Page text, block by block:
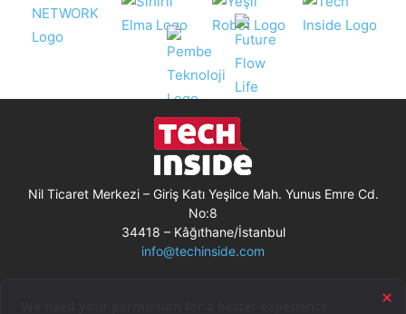
Nil Ticaret Merkezi – Giriş Katı Yeşilce Mah. Yunus Emre Cd.
No:8
34418 – Kâğıthane/İstanbul
info@techinside.com